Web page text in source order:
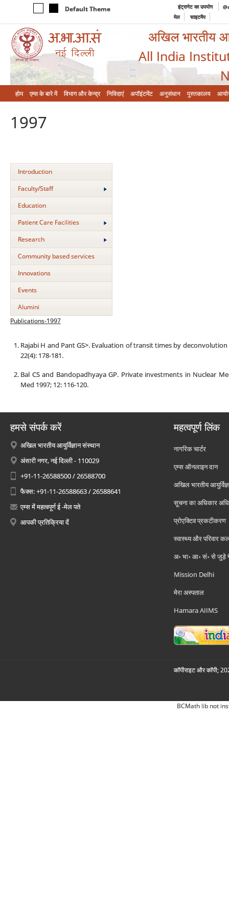
Default Theme इंट्रानेट का उपयोग
मेल
साइटमैप
अखिल भारतीय
All India
होम एम्‍स के बारे में विभाग और केन्‍द्र निविदाएं अपॉइंटमेंट अनुसंधान पुस्तकालय
1997
Introduction
Faculty/Staff
Education
Patient Care Facilities
Research
Community based services
Innovations
Events
Alumini
Publications-1997
Rajabi H and Pant GS>. Evaluation of transit times by
22(4): 178-181.
Bal CS and Bandopadhyaya GP. Private investments in Nuclear
Med 1997; 12: 116-120.
हमसे संपर्क करें
अखिल भारतीय आयुर्विज्ञान संस्थान
अंसारी नगर, नई दिल्ली - 110029
+91-11-26588500 / 26588700
फैक्स: +91-11-26588663 / 26588641
एम्स में महत्वपूर्ण ई -मेल पते
आपकी प्रतिक्रिया दें
महत्वपूर्ण लिंक
नागरिक चार्टर
एम्स ऑनलाइन दान
अखिल भारतीय
सूचना का अधिकार
प्रोएक्टिव प्रकटीकरण
स्वास्थ्य और परिवार
अ॰ भा॰ आ॰ सं॰ से जुड़े
Mission Delhi
मेरा अस्पताल
Hamara AIIMS
कॉपीराइट और कॉपी;
BCMath lib not